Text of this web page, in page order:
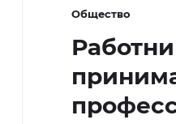
Общество